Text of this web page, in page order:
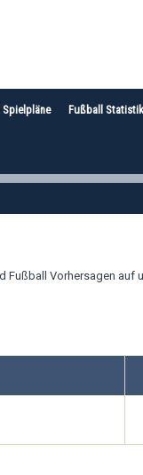
Spielpläne Fußball Statistik
Fußball Vorhersagen auf